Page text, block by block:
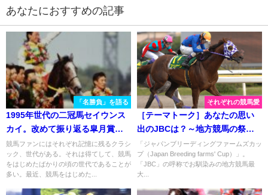
あなたにおすすめの記事
「名勝負」を語る
1995年世代の二冠馬セイウンス
カイ。改めて振り返る皐月賞、
残り600m12.6の意味。
競馬ファンにはそれぞれ記憶に残るクラシ
ック、世代がある。それは得てして、競馬
をはじめたばかりの頃の世代であることが
多い。最近、競馬をはじめた...
それぞれの競馬愛
［テーマトーク］あなたの思い
出のJBCは？～地方競馬の祭
典、その記憶～
「ジャパンブリーディングファームズカッ
プ（Japan Breeding farms' Cup）」。
「JBC」の呼称でお馴染みの地方競馬最
大...